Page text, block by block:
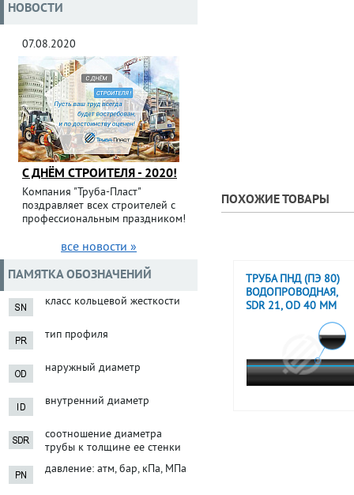
ПОХОЖИЕ ТОВАРЫ
ТРУБА ПНД (ПЭ 80)
ВОДОПРОВОДНАЯ,
SDR 21, OD 40 ММ
НОВОСТИ
07.08.2020
С ДНЁМ СТРОИТЕЛЯ - 2020!
Компания "Труба-Пласт"
поздравляет всех строителей с
профессиональным праздником!
все новости »
ПАМЯТКА ОБОЗНАЧЕНИЙ
класс кольцевой жесткости
тип профиля
наружный диаметр
внутренний диаметр
соотношение диаметра
трубы к толщине ее стенки
давление: атм, бар, кПа, МПа